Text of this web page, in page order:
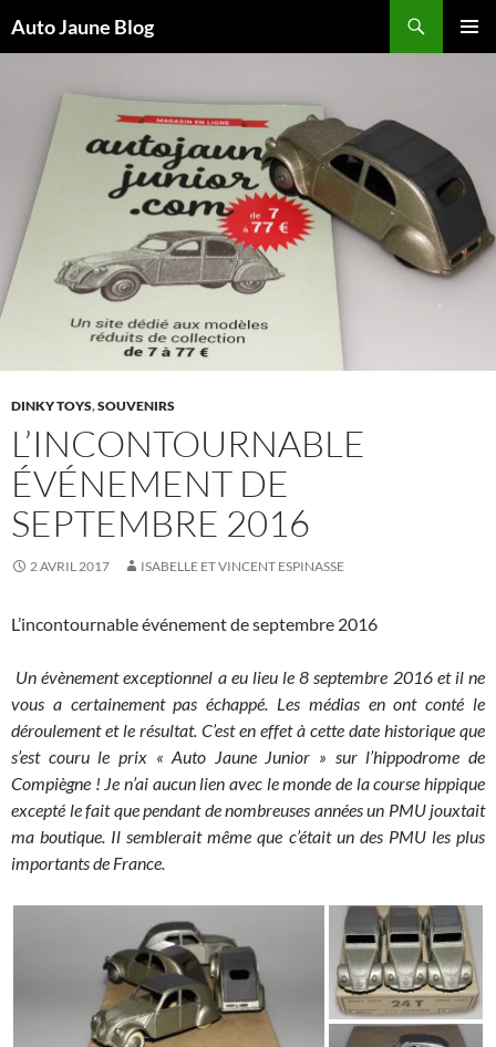
Auto Jaune Blog
DINKY TOYS,SOUVENIRS
L’INCONTOURNABLE
ÉVÉNEMENT DE
SEPTEMBRE 2016
2 AVRIL 2017 ISABELLE ET VINCENT ESPINASSE
L’incontournable événement de septembre 2016
Un évènement exceptionnel a eu lieu le 8 septembre 2016 et il ne
vous a certainement pas échappé. Les médias en ont conté le
déroulement et le résultat. C’est en effet à cette date historique que
s’est couru le prix « Auto Jaune Junior » sur l’hippodrome de
Compiègne ! Je n’ai aucun lien avec le monde de la course hippique
excepté le fait que pendant de nombreuses années un PMU jouxtait
ma boutique. Il semblerait même que c’était un des PMU les plus
importants de France.